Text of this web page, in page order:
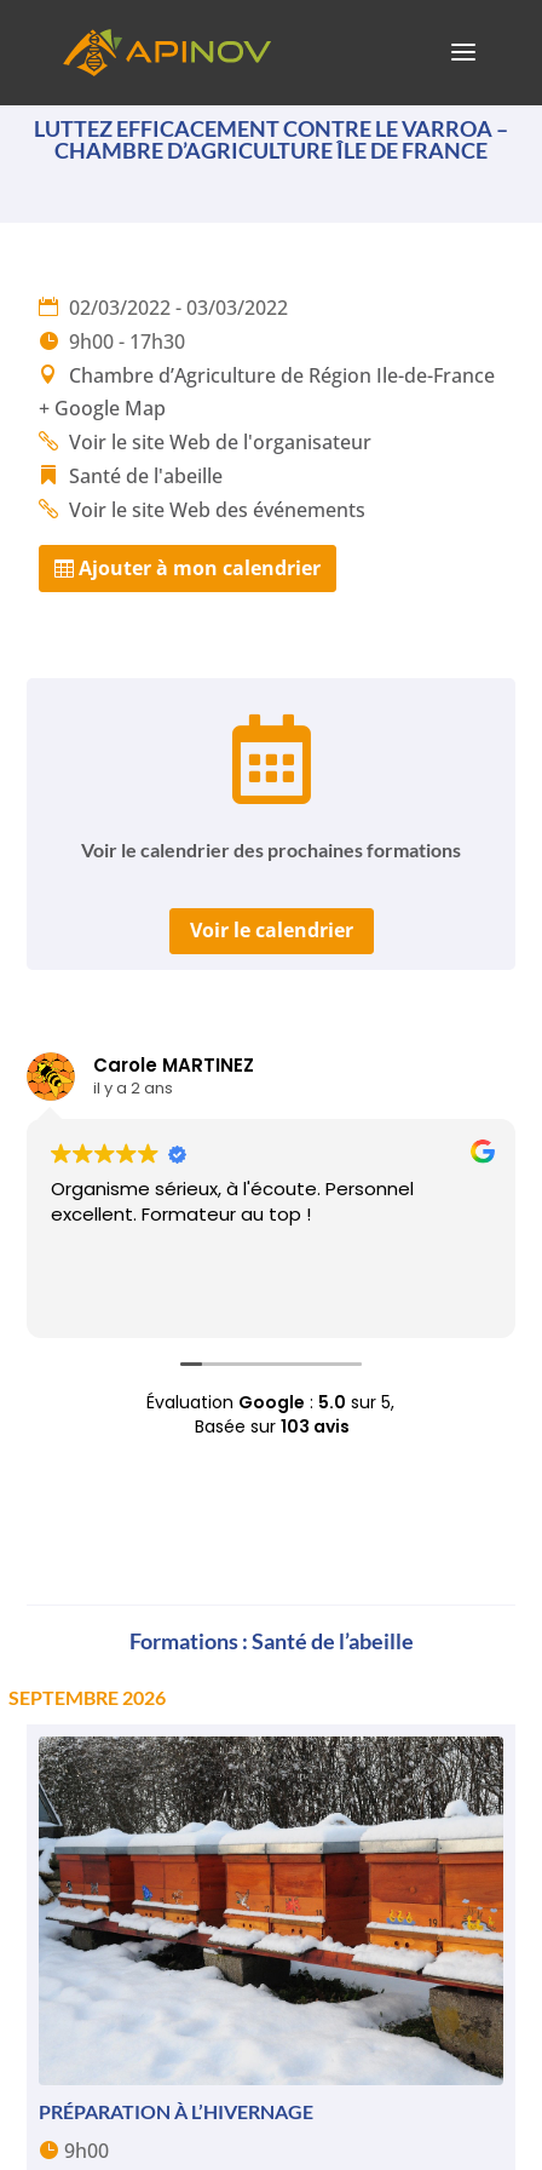
LUTTEZ EFFICACEMENT CONTRE LE VARROA –
CHAMBRE D’AGRICULTURE ÎLE DE FRANCE
02/03/2022 - 03/03/2022
9h00 - 17h30
Chambre d’Agriculture de Région Ile-de-France
+ Google Map
Voir le site Web de l'organisateur
Santé de l'abeille
Voir le site Web des événements
Ajouter à mon calendrier

Voir le calendrier des prochaines formations
Voir le calendrier
Carole MARTINEZ
il y a 2 ans
Organisme sérieux, à l'écoute. Personnel
excellent. Formateur au top !
Évaluation Google : 5.0 sur 5,
Basée sur 103 avis
Formations : Santé de l’abeille
SEPTEMBRE 2026
PRÉPARATION À L’HIVERNAGE
9h00